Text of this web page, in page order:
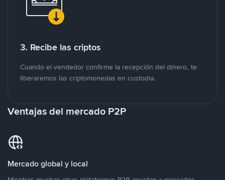
3. Recibe las criptos
Cuando el vendedor confirme la recepción del dinero, te
liberaremos las criptomonedas en custodia.
Ventajas del mercado P2P
Mercado global y local